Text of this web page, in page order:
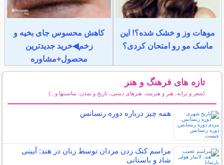
موهات وز و خشک شده؟! این
ماسک مو رو امتحان کردی؟
کاهش محسوس جای بخیه و
زخم◀خرید جدیدترین
محصول+مشاوره
تازه های فرهنگ و هنر
(شعر و ترانه، هنر و هنرمند، هنرهای دستی، تاریخ و تمدن، مناسبتها و...)
همه چیز درباره دوره رنسانس
مراسم کتک زدن مردان توسط زنان در هند: آیینی
شاد و باستانی